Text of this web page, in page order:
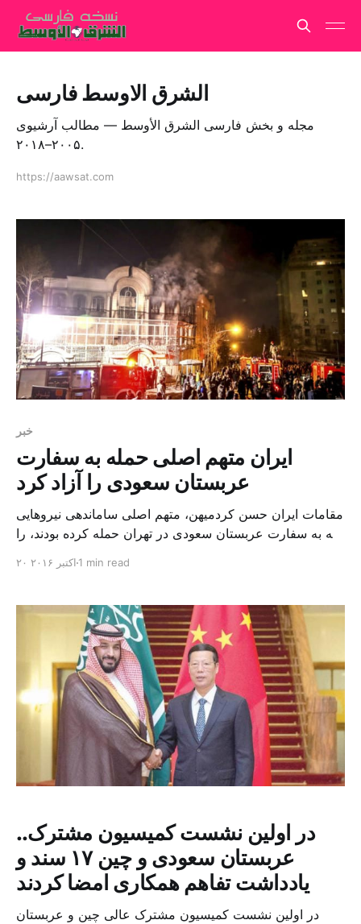
الشرق الاوسط فارسی
مجله و بخش فارسی الشرق الأوسط — مطالب آرشیوی
۲۰۰۵–۲۰۱۸.
https://aawsat.com
خبر
ایران متهم اصلی حمله به سفارت
عربستان سعودی را آزاد کرد
مقامات ایران حسن کردمیهن، متهم اصلی ساماندهی نیروهایی
که به سفارت عربستان سعودی در تهران حمله کرده بودند، را
در شهر تهران و مشهد در ژانویه سال ۲۰۱۶ هجوم بردند و
گزارش رسانه های محلی ایران، [&he
۲۰ اکتبر ۲۰۱۶ 1 min read
در اولین نشست کمیسیون مشترک..
عربستان سعودی و چین ۱۷ سند و
یادداشت تفاهم همکاری امضا کردند
در اولین نشست کمیسیون مشترک عالی چین و عربستان